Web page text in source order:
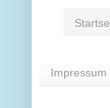
Impressum